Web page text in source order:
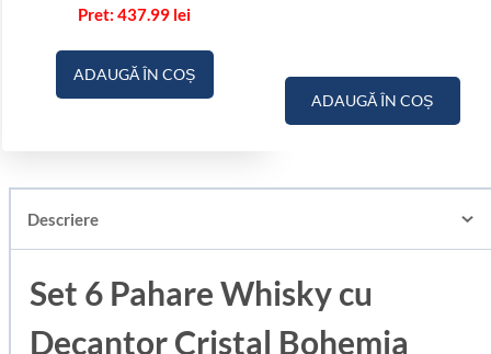
437.99 lei
ADAUGĂ ÎN COȘ
ADAUGĂ ÎN COȘ
Descriere
Set 6 Pahare Whisky cu
Decantor Cristal Bohemia